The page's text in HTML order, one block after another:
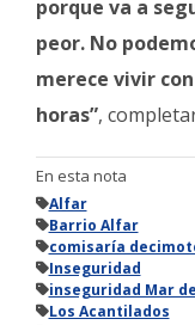
porque va a
peor. No
merece vivir
horas”,
En esta nota
Alfar
Barrio Alfar
comisaría
Inseguridad
inseguridad Mar
Los Acantilados